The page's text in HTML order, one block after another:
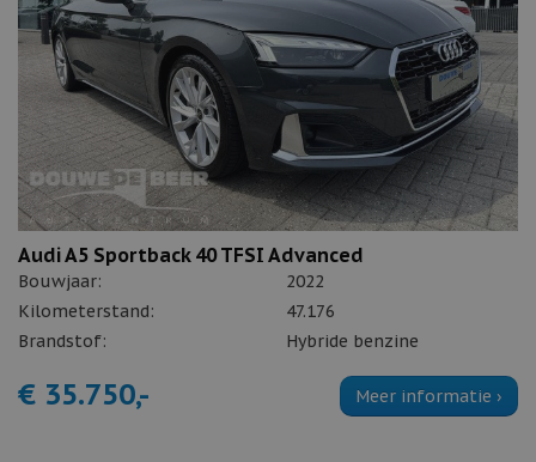
Audi A5 Sportback 40 TFSI Advanced
Bouwjaar:
2022
Kilometerstand:
47.176
Brandstof:
Hybride benzine
€ 35.750,- Meer informatie ›